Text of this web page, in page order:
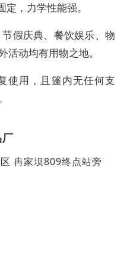
，力学性能强。
假庆典、餐饮娱乐、物
动均有用物之地。
使用，且篷内无任何支
冉家坝809终点站旁